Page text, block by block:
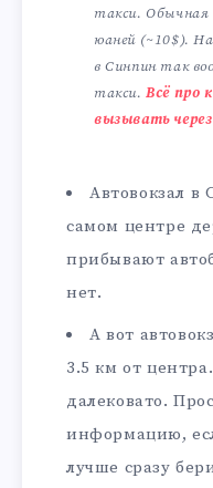
такси. Обычная
юаней (~10$). На
в Синпин так
такси.Всё про
вызывать
Автовокзал в
самом центре
прибывают
нет.
А вот
3.5 км от
далековато.
информацию,
лучше сразу